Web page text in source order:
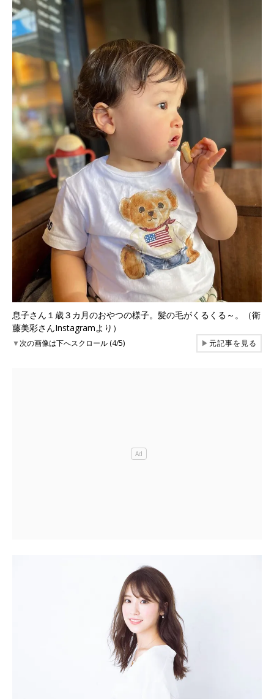
息子さん１歳３カ月のおやつの様子。髪の毛がくるくる～。（衛
藤美彩さんInstagramより）
▼次の画像は下へスクロール (4/5) ▶元記事を見る